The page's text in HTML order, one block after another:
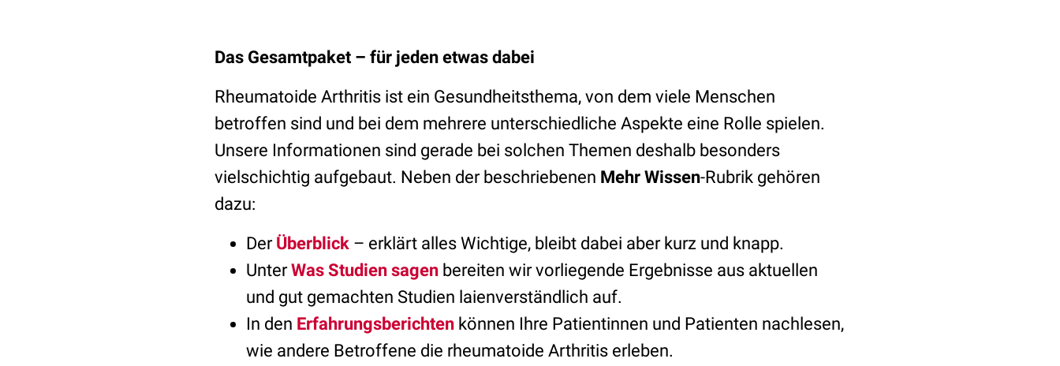
Das Gesamtpaket – für jeden etwas dabei
Rheumatoide Arthritis ist ein Gesundheitsthema, von dem viele Menschen
betroffen sind und bei dem mehrere unterschiedliche Aspekte eine Rolle spielen.
Unsere Informationen sind gerade bei solchen Themen deshalb besonders
vielschichtig aufgebaut. Neben der beschriebenen Mehr Wissen-Rubrik gehören
dazu:
Der Überblick – erklärt alles Wichtige, bleibt dabei aber kurz und knapp.
UnterWas Studien sagen bereiten wir vorliegende Ergebnisse aus aktuellen
und gut gemachten Studien laienverständlich auf.
In den Erfahrungsberichten können Ihre Patientinnen und Patienten nachlesen,
wie andere Betroffene die rheumatoide Arthritis erleben.